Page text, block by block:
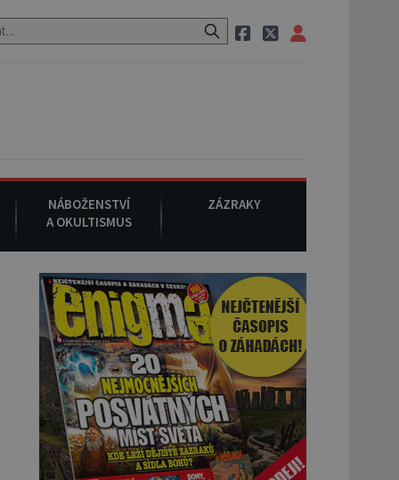
cestě utíká zvláštní psovitá šelma, údajně bájná čupakabra.
NÁBOŽENSTVÍ
A OKULTISMUS
ZÁZRAKY